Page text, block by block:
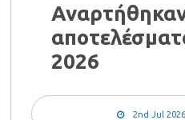
2026
2nd Jul 2026